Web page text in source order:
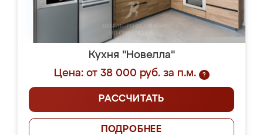
Кухня "Новелла"
Цена: от 38 000 руб. за п.м.
?
РАССЧИТАТЬ
ПОДРОБНЕЕ